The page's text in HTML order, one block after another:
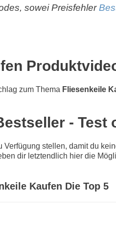
sowei Preisfehler
zum Thema Fliesenkeile
- Test
stellen, damit du
dir letztendlich hier die
Kaufen Die Top 5